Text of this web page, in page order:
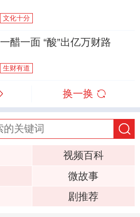
文化十分
一醋一面 “酸”出亿万财路
生财有道
换一换
视频百科
微故事
剧推荐